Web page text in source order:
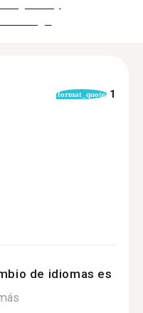
format_quote 1
de idiomas es